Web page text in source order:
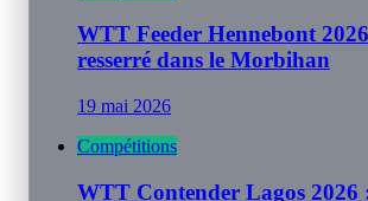
WTT Feeder Hennebont
resserré dans le Morbihan
19 mai 2026
Compétitions
WTT Contender Lagos 2026